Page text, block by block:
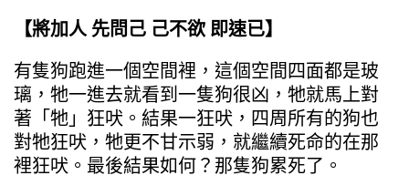
【將加人 先問己 己不欲 即速已】
有隻狗跑進一個空間裡，這個空間四面都是玻
璃，牠一進去就看到一隻狗很凶，牠就馬上對
著「牠」狂吠。結果一狂吠，四周所有的狗也
對牠狂吠，牠更不甘示弱，就繼續死命的在那
裡狂吠。最後結果如何？那隻狗累死了。